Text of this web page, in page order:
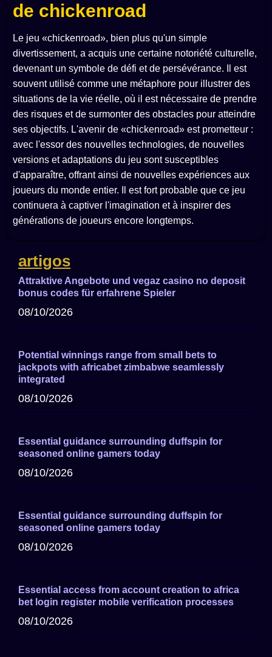
de chickenroad
Le jeu «chickenroad», bien plus qu'un simple
divertissement, a acquis une certaine notoriété culturelle,
devenant un symbole de défi et de persévérance. Il est
souvent utilisé comme une métaphore pour illustrer des
situations de la vie réelle, où il est nécessaire de prendre
des risques et de surmonter des obstacles pour atteindre
ses objectifs. L'avenir de «chickenroad» est prometteur :
avec l'essor des nouvelles technologies, de nouvelles
versions et adaptations du jeu sont susceptibles
d'apparaître, offrant ainsi de nouvelles expériences aux
joueurs du monde entier. Il est fort probable que ce jeu
continuera à captiver l'imagination et à inspirer des
générations de joueurs encore longtemps.
artigos
Attraktive Angebote und vegaz casino no deposit
bonus codes für erfahrene Spieler
08/10/2026
Potential winnings range from small bets to
jackpots with africabet zimbabwe seamlessly
integrated
08/10/2026
Essential guidance surrounding duffspin for
seasoned online gamers today
08/10/2026
Essential guidance surrounding duffspin for
seasoned online gamers today
08/10/2026
Essential access from account creation to africa
bet login register mobile verification processes
08/10/2026